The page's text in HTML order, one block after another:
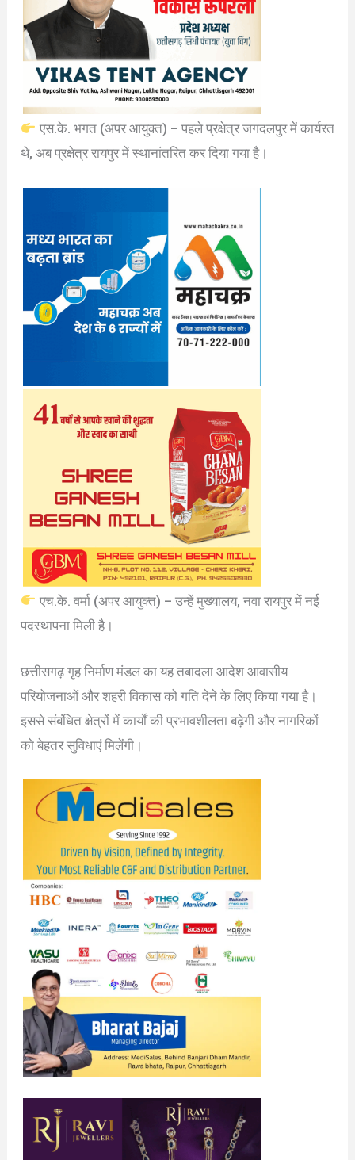
एस.के. भगत (अपर आयुक्त) – पहले प्रक्षेत्र जगदलपुर में कार्यरत
थे, अब प्रक्षेत्र रायपुर में स्थानांतरित कर दिया गया है।
एच.के. वर्मा (अपर आयुक्त) – उन्हें मुख्यालय, नवा रायपुर में नई
पदस्थापना मिली है।
छत्तीसगढ़ गृह निर्माण मंडल का यह तबादला आदेश आवासीय
परियोजनाओं और शहरी विकास को गति देने के लिए किया गया है।
इससे संबंधित क्षेत्रों में कार्यों की प्रभावशीलता बढ़ेगी और नागरिकों
को बेहतर सुविधाएं मिलेंगी।